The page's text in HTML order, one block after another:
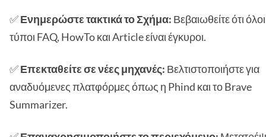
✅Ενημερώστε τακτικά το Σχήμα: Βεβαιωθείτε ότι
τύποι FAQ, HowTo και Article είναι έγκυροι.
✅Επεκταθείτε σε νέες μηχανές: Βελτιστοποιήστε για
αναδυόμενες πλατφόρμες όπως η Phind και το Brave
Summarizer.